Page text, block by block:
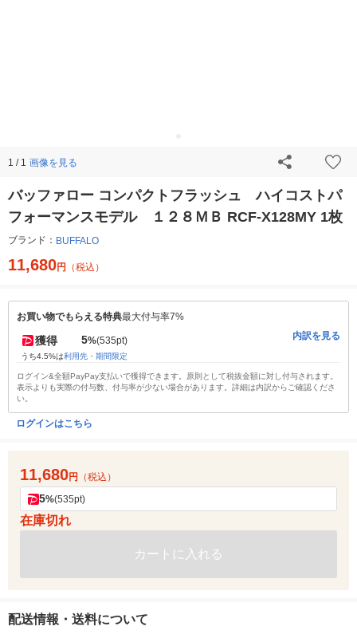
1 / 1 画像を見る
バッファロー コンパクトフラッシュ ハイコストパ
フォーマンスモデル １２８ＭＢ RCF-X128MY 1枚
ブランド： BUFFALO
11,680円 （税込）
お買い物でもらえる特典最大付与率7%
獲得 5%(535pt)
うち4.5%は利用先・期間限定
内訳を見る
ログイン&全額PayPay支払いで獲得できます。原則として税抜金額に対し付与されます。
表示よりも実際の付与数、付与率が少ない場合があります。詳細は内訳からご確認くださ
い。
ログインはこちら
11,680円 （税込）
5%(535pt)
在庫切れ
カートに入れる
配送情報・送料について